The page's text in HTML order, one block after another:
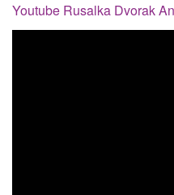
Youtube Rusalka Dvorak